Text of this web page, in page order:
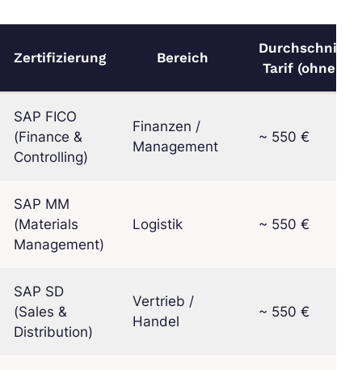
Zertifizierung Bereich
Tarif (ohne
SAP FICO
(Finance &
Controlling)
Finanzen /
Management
~ 550 €
SAP MM
(Materials
Management)
Logistik ~ 550 €
SAP SD
(Sales &
Distribution)
Vertrieb /
Handel
~ 550 €